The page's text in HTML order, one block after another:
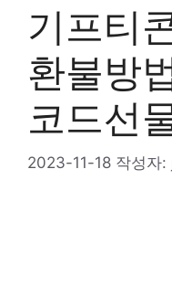
기프티
환불방
코드선
2023-11-18 작성자: